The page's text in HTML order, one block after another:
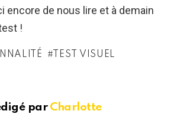
encore de nous lire et à demain
!
TEST VISUEL
par Charlotte